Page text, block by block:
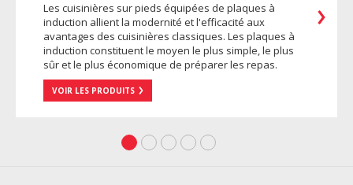
Les cuisinières sur pieds équipées de plaques à
induction allient la modernité et l'efficacité aux
avantages des cuisinières classiques. Les plaques à
induction constituent le moyen le plus simple, le plus
sûr et le plus économique de préparer les repas.
VOIR LES PRODUITS